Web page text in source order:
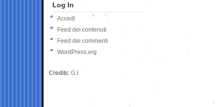
Log In
Accedi
Feed dei contenuti
Feed dei commenti
WordPress.org
Credits: G.I